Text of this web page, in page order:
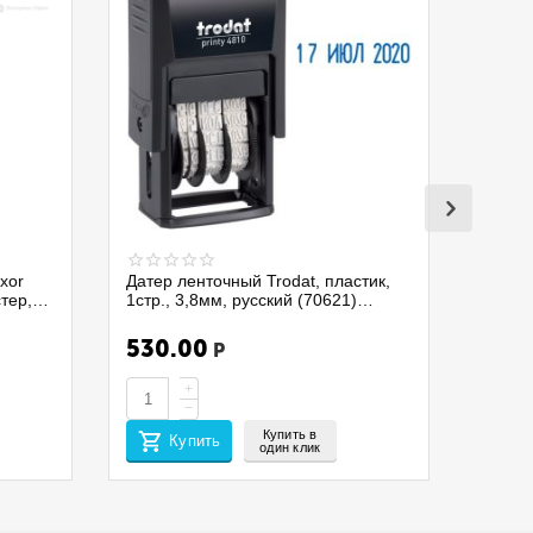
Датер ленточный Trodat, пластик,
1стр., 3,8мм, русский (70621)
530.00 Р
+
−
Купить
Купить в
один клик